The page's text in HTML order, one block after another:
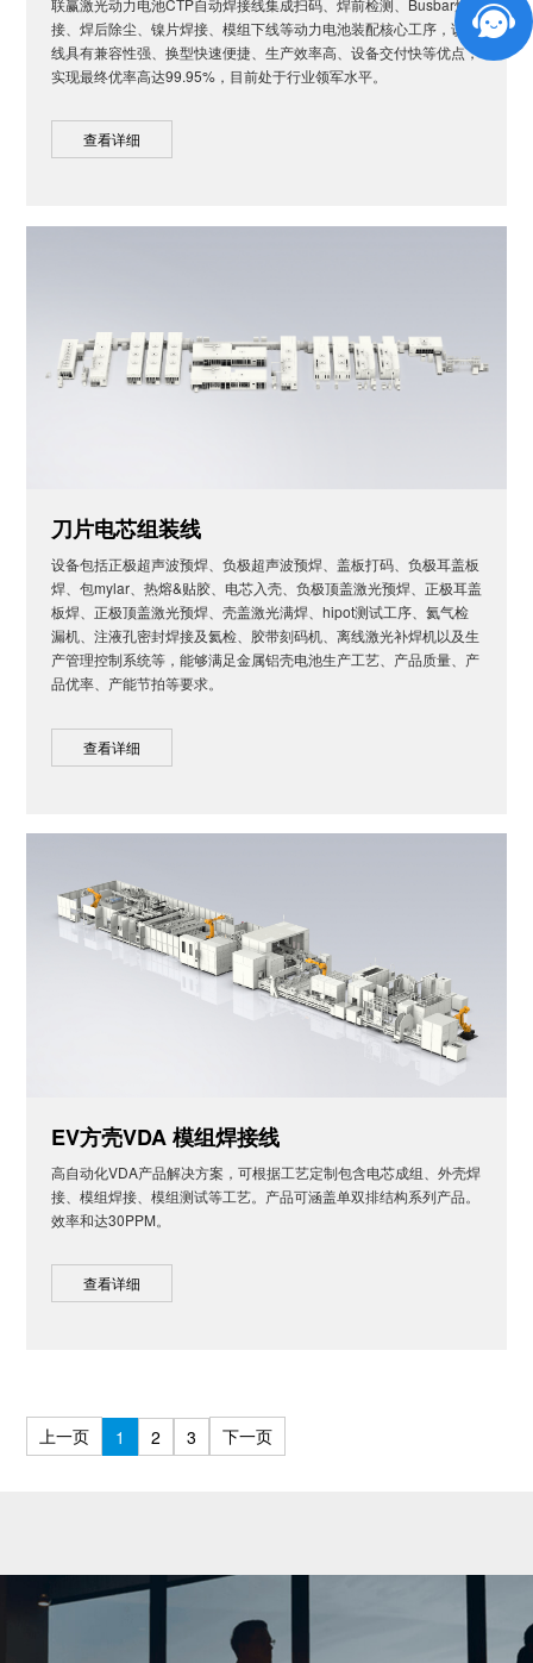
联赢激光动力电池CTP自动焊接线集成扫码、焊前检测、Busbar焊
接、焊后除尘、镍片焊接、模组下线等动力电池装配核心工序，该产
线具有兼容性强、换型快速便捷、生产效率高、设备交付快等优点，
实现最终优率高达99.95%，目前处于行业领军水平。
查看详细
刀片电芯组装线
设备包括正极超声波预焊、负极超声波预焊、盖板打码、负极耳盖板
焊、包mylar、热熔&贴胶、电芯入壳、负极顶盖激光预焊、正极耳盖
板焊、正极顶盖激光预焊、壳盖激光满焊、hipot测试工序、氦气检
漏机、注液孔密封焊接及氦检、胶带刻码机、离线激光补焊机以及生
产管理控制系统等，能够满足金属铝壳电池生产工艺、产品质量、产
品优率、产能节拍等要求。
查看详细
EV方壳VDA 模组焊接线
高自动化VDA产品解决方案，可根据工艺定制包含电芯成组、外壳焊
接、模组焊接、模组测试等工艺。产品可涵盖单双排结构系列产品。
效率和达30PPM。
查看详细
上一页 1 2 3 下一页